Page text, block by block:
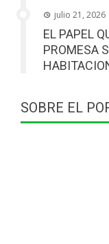
julio 21, 2026
EL PAPEL
PROMESA
SOBRE EL